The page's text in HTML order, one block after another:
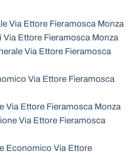
Via Ettore Fieramosca Monza
Via Ettore Fieramosca Monza
Via Ettore Fieramosca
Via Ettore Fieramosca
Via Ettore Fieramosca Monza
Via Ettore Fieramosca
Economico Via Ettore